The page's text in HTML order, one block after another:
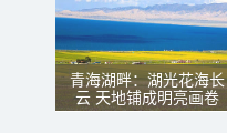
青海湖畔：湖光花海长
云 天地铺成明亮画卷